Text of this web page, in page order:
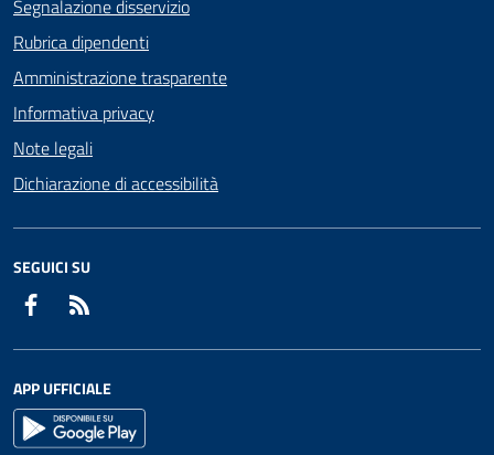
Segnalazione disservizio
Rubrica dipendenti
Amministrazione trasparente
Informativa privacy
Note legali
Dichiarazione di accessibilità
SEGUICI SU
Facebook
APP UFFICIALE